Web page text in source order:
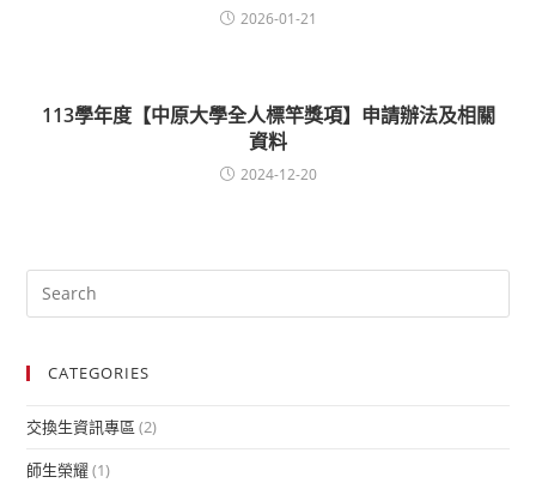
2026-01-21
113學年度【中原大學全人標竿獎項】申請辦法及相關
資料
2024-12-20
CATEGORIES
交換生資訊專區 (2)
師生榮耀(1)